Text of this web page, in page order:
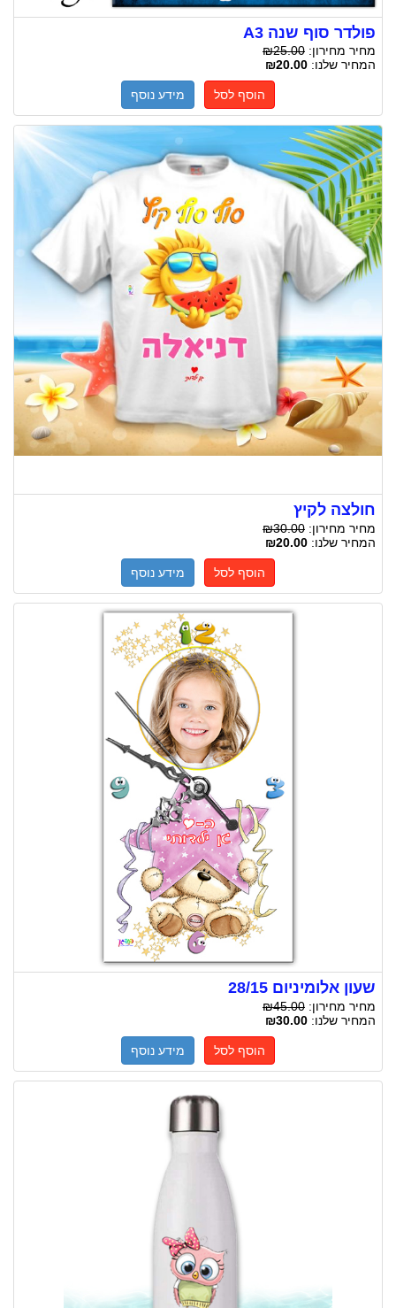
פולדר סוף שנה A3
מחיר מחירון: ₪25.00
המחיר שלנו: ₪20.00
הוסף לסל מידע נוסף
חולצה לקיץ
מחיר מחירון: ₪30.00
המחיר שלנו: ₪20.00
הוסף לסל מידע נוסף
שעון אלומיניום 28/15
מחיר מחירון: ₪45.00
המחיר שלנו: ₪30.00
הוסף לסל מידע נוסף